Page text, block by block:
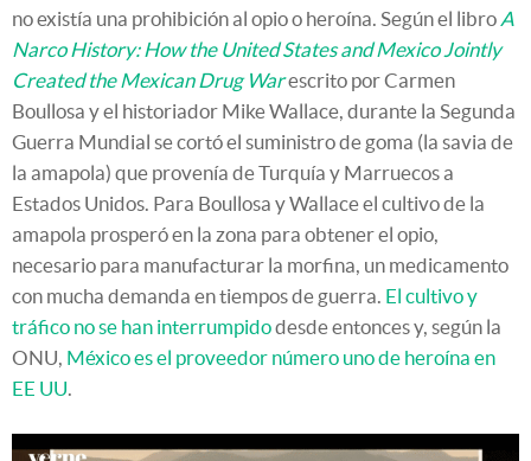
no existía una prohibición al opio o heroína. Según el libro A
Narco History: How the United States and Mexico Jointly
Created the Mexican Drug Warescrito por Carmen
Boullosa y el historiador Mike Wallace, durante la Segunda
Guerra Mundial se cortó el suministro de goma (la savia de
la amapola) que provenía de Turquía y Marruecos a
Estados Unidos. Para Boullosa y Wallace el cultivo de la
amapola prosperó en la zona para obtener el opio,
necesario para manufacturar la morfina, un medicamento
con mucha demanda en tiempos de guerra. El cultivo y
tráfico no se han interrumpidodesde entonces y, según la
ONU, México es el proveedor número uno de heroína en
EE UU